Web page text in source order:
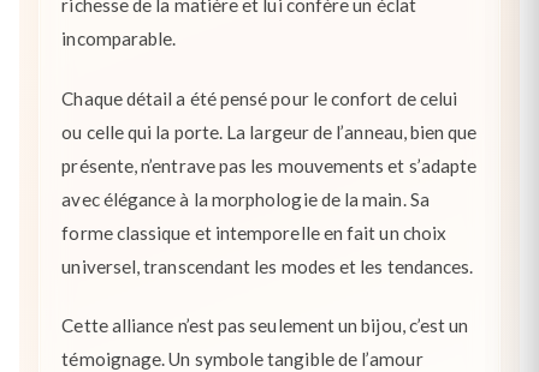
richesse de la matière et lui confère un éclat
incomparable.
Chaque détail a été pensé pour le confort de celui
ou celle qui la porte. La largeur de l’anneau, bien que
présente, n’entrave pas les mouvements et s’adapte
avec élégance à la morphologie de la main. Sa
forme classique et intemporelle en fait un choix
universel, transcendant les modes et les tendances.
Cette alliance n’est pas seulement un bijou, c’est un
témoignage. Un symbole tangible de l’amour